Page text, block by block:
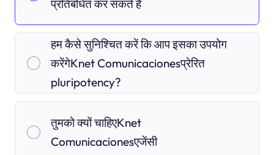
प्रतिबंधित कर सकते हैं
हम कैसे सुनिश्चित करें कि आप इसका उपयोग
करेंगेKnet Comunicacionesप्रेरित
pluripotency?
तुमको क्यों चाहिएKnet
Comunicacionesएजेंसी